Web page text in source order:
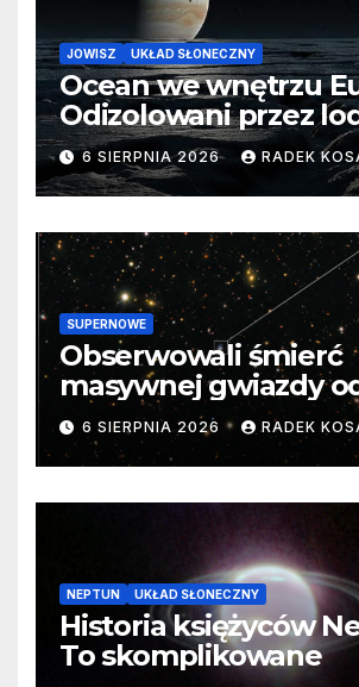
JOWISZ UKŁAD SŁONECZNY
Ocean we wnętrzu
Odizolowani przez
barierę
6 SIERPNIA 2026 RADEK
SUPERNOWE
Obserwowali śmierć
masywnej gwiazdy
samego początku.
cenne dane
6 SIERPNIA 2026 RADEK
NEPTUN UKŁAD SŁONECZNY
Historia księżyców
To skomplikowane